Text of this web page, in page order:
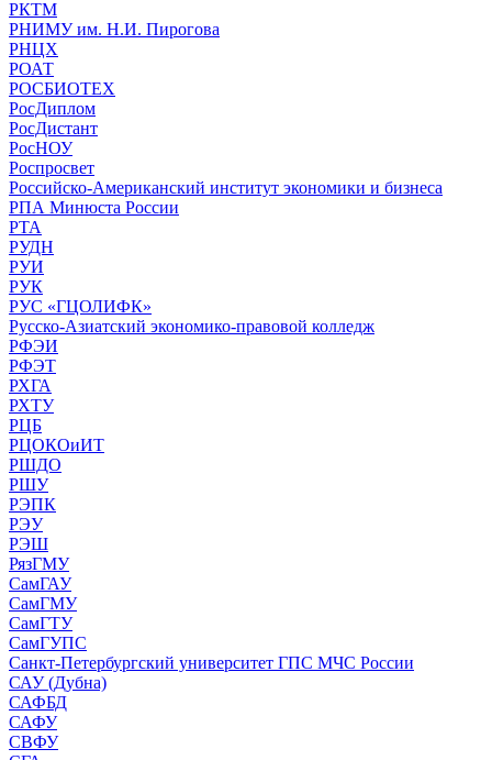
РКТМ
РНИМУ им. Н.И. Пирогова
РНЦХ
РОАТ
РОСБИОТЕХ
РосДиплом
РосДистант
РосНОУ
Роспросвет
Российско-Американский институт экономики и бизнеса
РПА Минюста России
РТА
РУДН
РУИ
РУК
РУС «ГЦОЛИФК»
Русско-Азиатский экономико-правовой колледж
РФЭИ
РФЭТ
РХГА
РХТУ
РЦБ
РЦОКОиИТ
РШДО
РШУ
РЭПК
РЭУ
РЭШ
РязГМУ
СамГАУ
СамГМУ
СамГТУ
СамГУПС
Санкт-Петербургский университет ГПС МЧС России
САУ (Дубна)
САФБД
САФУ
СВФУ